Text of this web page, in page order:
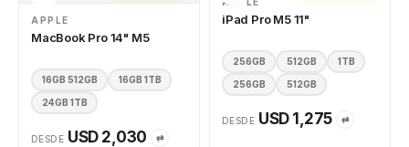
APPLE
MacBook Pro 14" M5
16GB 512GB 16GB 1TB
24GB 1TB
DESDE USD 2,030 ⇄
iPad Pro M5 11"
256GB 512GB 1TB
256GB 512GB
DESDE USD 1,275 ⇄